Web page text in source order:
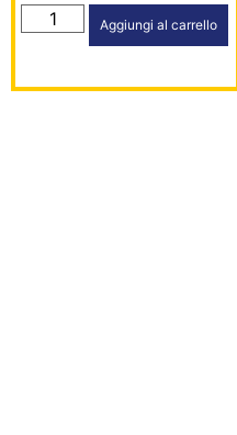
Aggiungi al carrello